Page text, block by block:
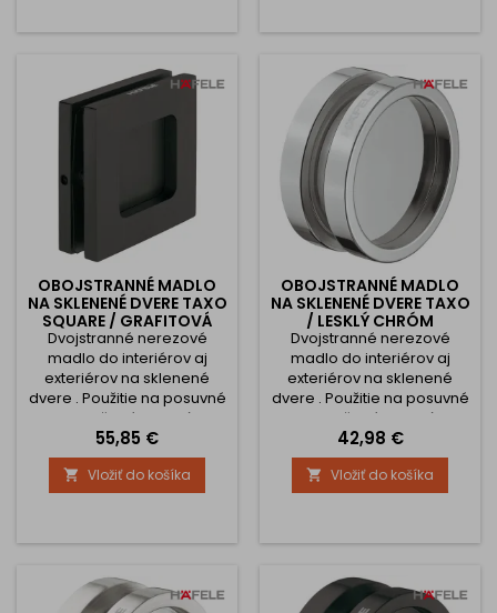
možné nalepiť oproti sebe
ideálne napríklad na
dvojkrídlové dvere.
Rozmery: dĺžka 200 mm,
možné nalepiť oproti sebe
ideálne napríklad na
dvojkrídlové dvere.
Rozmery: dĺžka 200 mm,
šírka 40 mm,...
OBOJSTRANNÉ MADLO
NA SKLENENÉ DVERE TAXO
SQUARE / GRAFITOVÁ
ČIERNA
Dvojstranné nerezové
madlo do interiérov aj
exteriérov na sklenené
dvere . Použitie na posuvné
dvere. Určené pre hrúbku
skla 8 - 12 mm. Vŕtanie do
skla s roztečou 54 mm
Cena
55,85 €
 Vložiť do košíka
OBOJSTRANNÉ MADLO
NA SKLENENÉ DVERE TAXO
/ LESKLÝ CHRÓM
Dvojstranné nerezové
madlo do interiérov aj
exteriérov na sklenené
dvere . Použitie na posuvné
dvere. Určené pre hrúbku
skla 8 - 12 mm. Vŕtanie do
skla s priemerom 48 mm
Cena
42,98 €
 Vložiť do košíka